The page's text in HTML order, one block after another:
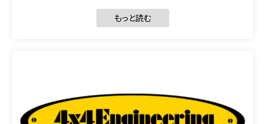
もっと読む